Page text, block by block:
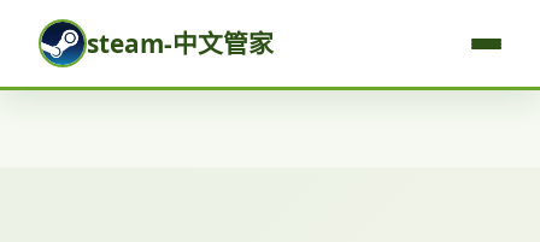
steam-中文管家